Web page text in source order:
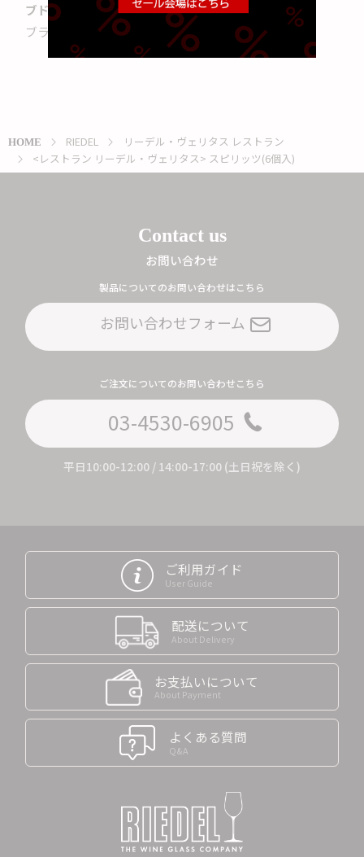
ブドウ品種
ブランディ、コニャック、カルヴァドス
HOME RIEDEL
リーデル・ヴェリタス レストラン
<レストラン リーデル・ヴェリタス> スピリッツ(6個入)
Contact us
お問い合わせ
製品についてのお問い合わせはこちら
お問い合わせフォーム
ご注文についてのお問い合わせこちら
03-4530-6905
平日10:00-12:00 / 14:00-17:00 (土日祝を除く)
ご利用ガイド
User Guide
配送について
About Delivery
お支払いについて
About Payment
よくある質問
Q&A